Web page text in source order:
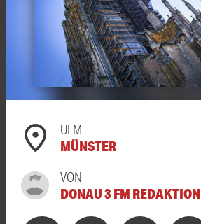
ULM
MÜNSTER
VON
DONAU 3 FM REDAKTION